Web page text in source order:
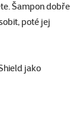
Šampon dobře
poté jej
jako